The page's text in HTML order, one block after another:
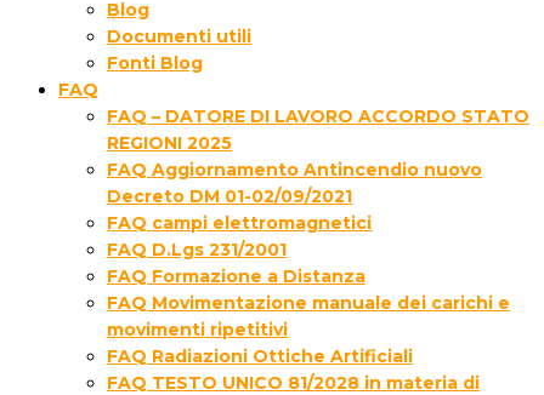
Blog
Documenti utili
Fonti Blog
FAQ
FAQ – DATORE DI LAVORO ACCORDO STATO
REGIONI 2025
FAQ Aggiornamento Antincendio nuovo
Decreto DM 01-02/09/2021
FAQ campi elettromagnetici
FAQ D.Lgs 231/2001
FAQ Formazione a Distanza
FAQ Movimentazione manuale dei carichi e
movimenti ripetitivi
FAQ Radiazioni Ottiche Artificiali
FAQ TESTO UNICO 81/2028 in materia di